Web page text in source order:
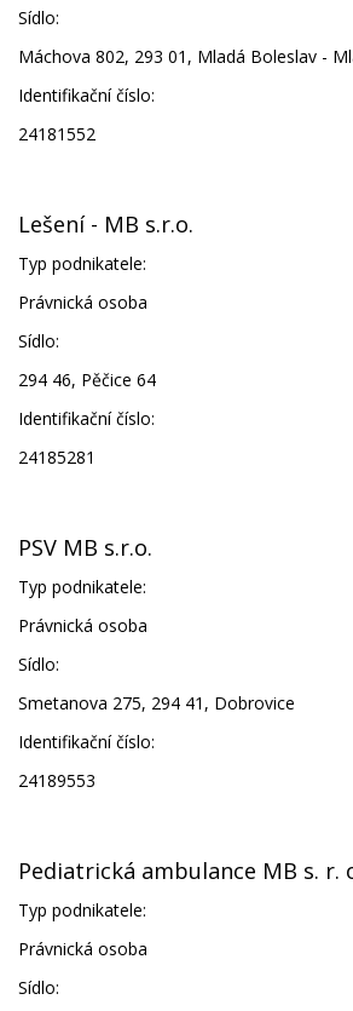
Sídlo:
Máchova 802, 293 01, Mladá Boleslav -
Identifikační číslo:
24181552
Lešení - MB s.r.o.
Typ podnikatele:
Právnická osoba
Sídlo:
294 46, Pěčice 64
Identifikační číslo:
24185281
PSV MB s.r.o.
Typ podnikatele:
Právnická osoba
Sídlo:
Smetanova 275, 294 41, Dobrovice
Identifikační číslo:
24189553
Pediatrická ambulance MB s. r.
Typ podnikatele:
Právnická osoba
Sídlo: